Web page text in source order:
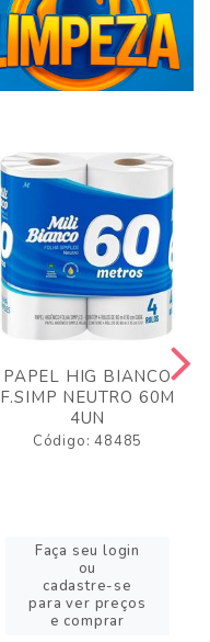
PAPEL HIG BIANCO
F.SIMP NEUTRO 60M
4UN
Código: 48485
Faça seu login
ou
cadastre-se
para ver preços
e comprar